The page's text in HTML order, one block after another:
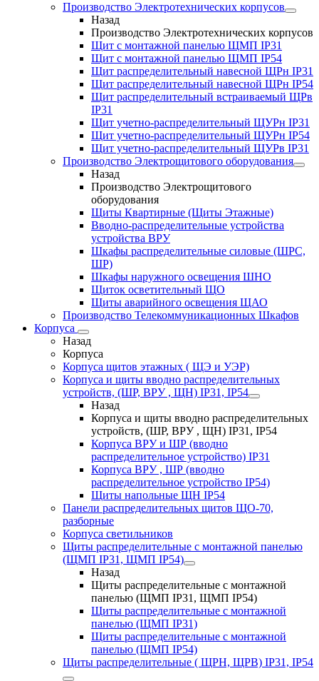
Производство Электротехнических корпусов
Назад
Производство Электротехнических корпусов
Щит с монтажной панелью ЩМП IP31
Щит с монтажной панелью ЩМП IP54
Щит распределительный навесной ЩРн IP31
Щит распределительный навесной ЩРн IP54
Щит распределительный встраиваемый ЩРв
IP31
Щит учетно-распределительный ЩУРн IP31
Щит учетно-распределительный ЩУРн IP54
Щит учетно-распределительный ЩУРв IP31
Производство Электрощитового оборудования
Назад
Производство Электрощитового
оборудования
Щиты Квартирные (Щиты Этажные)
Вводно-распределительные устройства
устройства ВРУ
Шкафы распределительные силовые (ШРС,
ШР)
Шкафы наружного освещения ШНО
Щиток осветительный ЩО
Щиты аварийного освещения ЩАО
Производство Телекоммуникационных Шкафов
Корпуса
Назад
Корпуса
Корпуса щитов этажных ( ЩЭ и УЭР)
Корпуса и щиты вводно распределительных
устройств, (ШР, ВРУ , ЩН) IP31, IP54
Назад
Корпуса и щиты вводно распределительных
устройств, (ШР, ВРУ , ЩН) IP31, IP54
Корпуса ВРУ и ШР (вводно
распределительное устройство) IP31
Корпуса ВРУ , ШР (вводно
распределительное устройство IP54)
Щиты напольные ЩН IP54
Панели распределительных щитов ЩО-70,
разборные
Корпуса светильников
Щиты распределительные с монтажной панелью
(ЩМП IP31, ЩМП IP54)
Назад
Щиты распределительные с монтажной
панелью (ЩМП IP31, ЩМП IP54)
Щиты распределительные с монтажной
панелью (ЩМП IP31)
Щиты распределительные с монтажной
панелью (ЩМП IP54)
Щиты распределительные ( ЩРН, ЩРВ) IP31, IP54